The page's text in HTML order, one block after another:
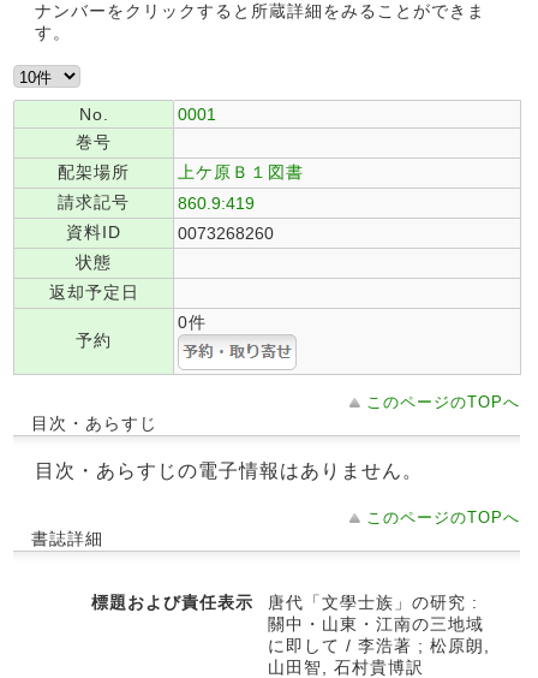
ナンバーをクリックすると所蔵詳細をみることができま
す。
No.
0001
巻号
配架場所
上ケ原Ｂ１図書
請求記号
860.9:419
資料ID
0073268260
状態
返却予定日
予約
0件
このページのTOPへ
目次・あらすじ
目次・あらすじの電子情報はありません。
このページのTOPへ
書誌詳細
標題および責任表示
唐代「文學士族」の研究 :
關中・山東・江南の三地域
に即して / 李浩著 ; 松原朗,
山田智, 石村貴博訳